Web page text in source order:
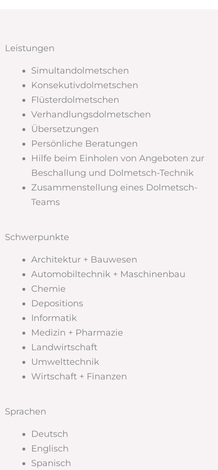
Leistungen
Simultandolmetschen
Konsekutivdolmetschen
Flüsterdolmetschen
Verhandlungsdolmetschen
Übersetzungen
Persönliche Beratungen
Hilfe beim Einholen von Angeboten zur
Beschallung und Dolmetsch-Technik
Zusammenstellung eines Dolmetsch-
Teams
Schwerpunkte
Architektur + Bauwesen
Automobiltechnik + Maschinenbau
Chemie
Depositions
Informatik
Medizin + Pharmazie
Landwirtschaft
Umwelttechnik
Wirtschaft + Finanzen
Sprachen
Deutsch
Englisch
Spanisch